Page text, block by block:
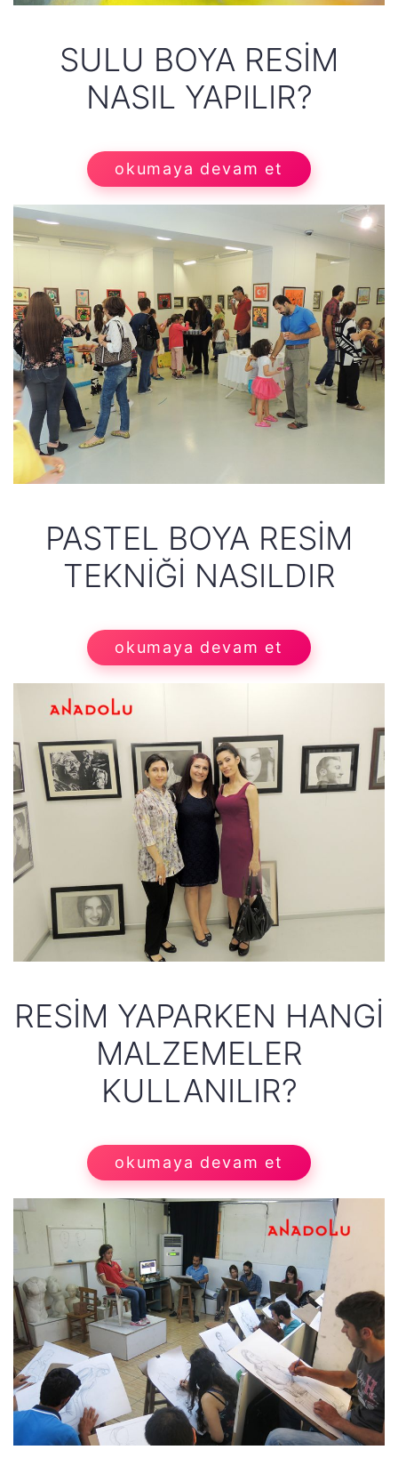
SULU BOYA RESİM
NASIL YAPILIR?
okumaya devam et
PASTEL BOYA RESİM
TEKNİĞİ NASILDIR
okumaya devam et
RESIM YAPARKEN HANGI
MALZEMELER
KULLANILIR?
okumaya devam et